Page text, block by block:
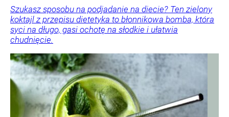
Szukasz sposobu na podjadanie na diecie? Ten zielony
koktajl z przepisu dietetyka to błonnikowa bomba, która
syci na długo, gasi ochotę na słodkie i ułatwia
chudnięcie.